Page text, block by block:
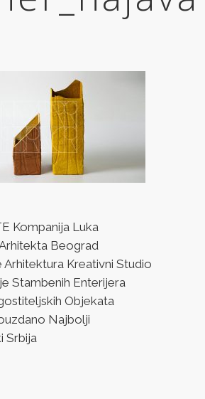
Kompanija Luka
Beograd
Arhitektura Kreativni Studio
Stambenih Enterijera
Objekata
Najbolji
Srbija